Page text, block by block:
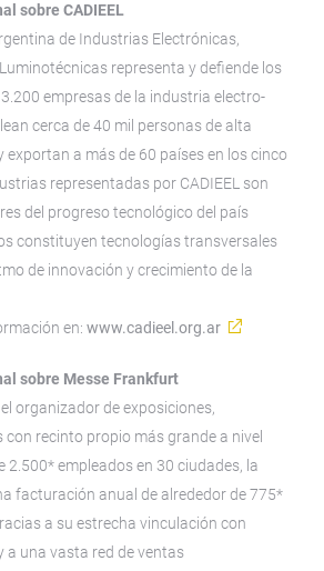
sobre CADIEEL
de Industrias Electrónicas,
representa y defiende los
empresas de la industria electro-
cerca de 40 mil personas de alta
a más de 60 países en los cinco
representadas por CADIEEL son
del progreso tecnológico del país
constituyen tecnologías transversales
de innovación y crecimiento de la
en: www.cadieel.org.ar
sobre Messe Frankfurt
organizador de exposiciones,
con recinto propio más grande a nivel
2.500* empleados en 30 ciudades, la
facturación anual de alrededor de 775*
a su estrecha vinculación con
a una vasta red de ventas